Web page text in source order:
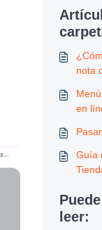
nota
en
Guía
leer: